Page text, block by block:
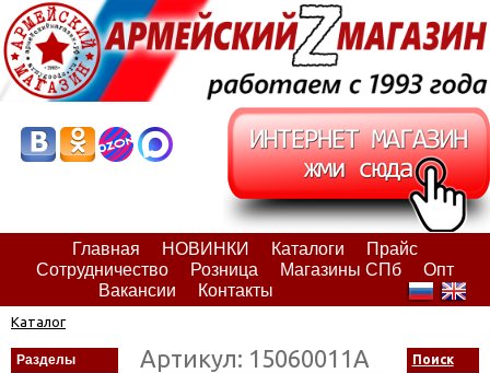
Главная НОВИНКИ Каталоги
Прайс
Сотрудничество
Розница Магазины СПб
Опт
Вакансии
Контакты
Каталог
Разделы Артикул: 15060011А Поиск